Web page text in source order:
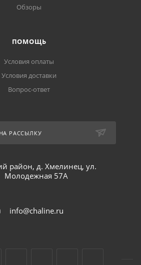
Обзоры
ПОМОЩЬ
Условия оплаты
Условия доставки
Вопрос-ответ
РАССЫЛКУ
район, д. Хмелинец, ул.
Молодежная 57А
info@chaline.ru